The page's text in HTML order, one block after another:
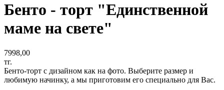
Бенто - торт "Единственной
маме на свете"
7998,00
тг.
Бенто-торт с дизайном как на фото. Выберите размер и
любимую начинку, а мы приготовим его специально для Вас.